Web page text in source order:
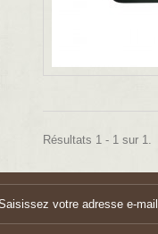
Résultats 1 - 1 sur 1.